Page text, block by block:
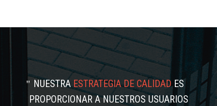
NUESTRAESTRATEGIA DE CALIDADES
PROPORCIONAR A NUESTROS USUARIOS